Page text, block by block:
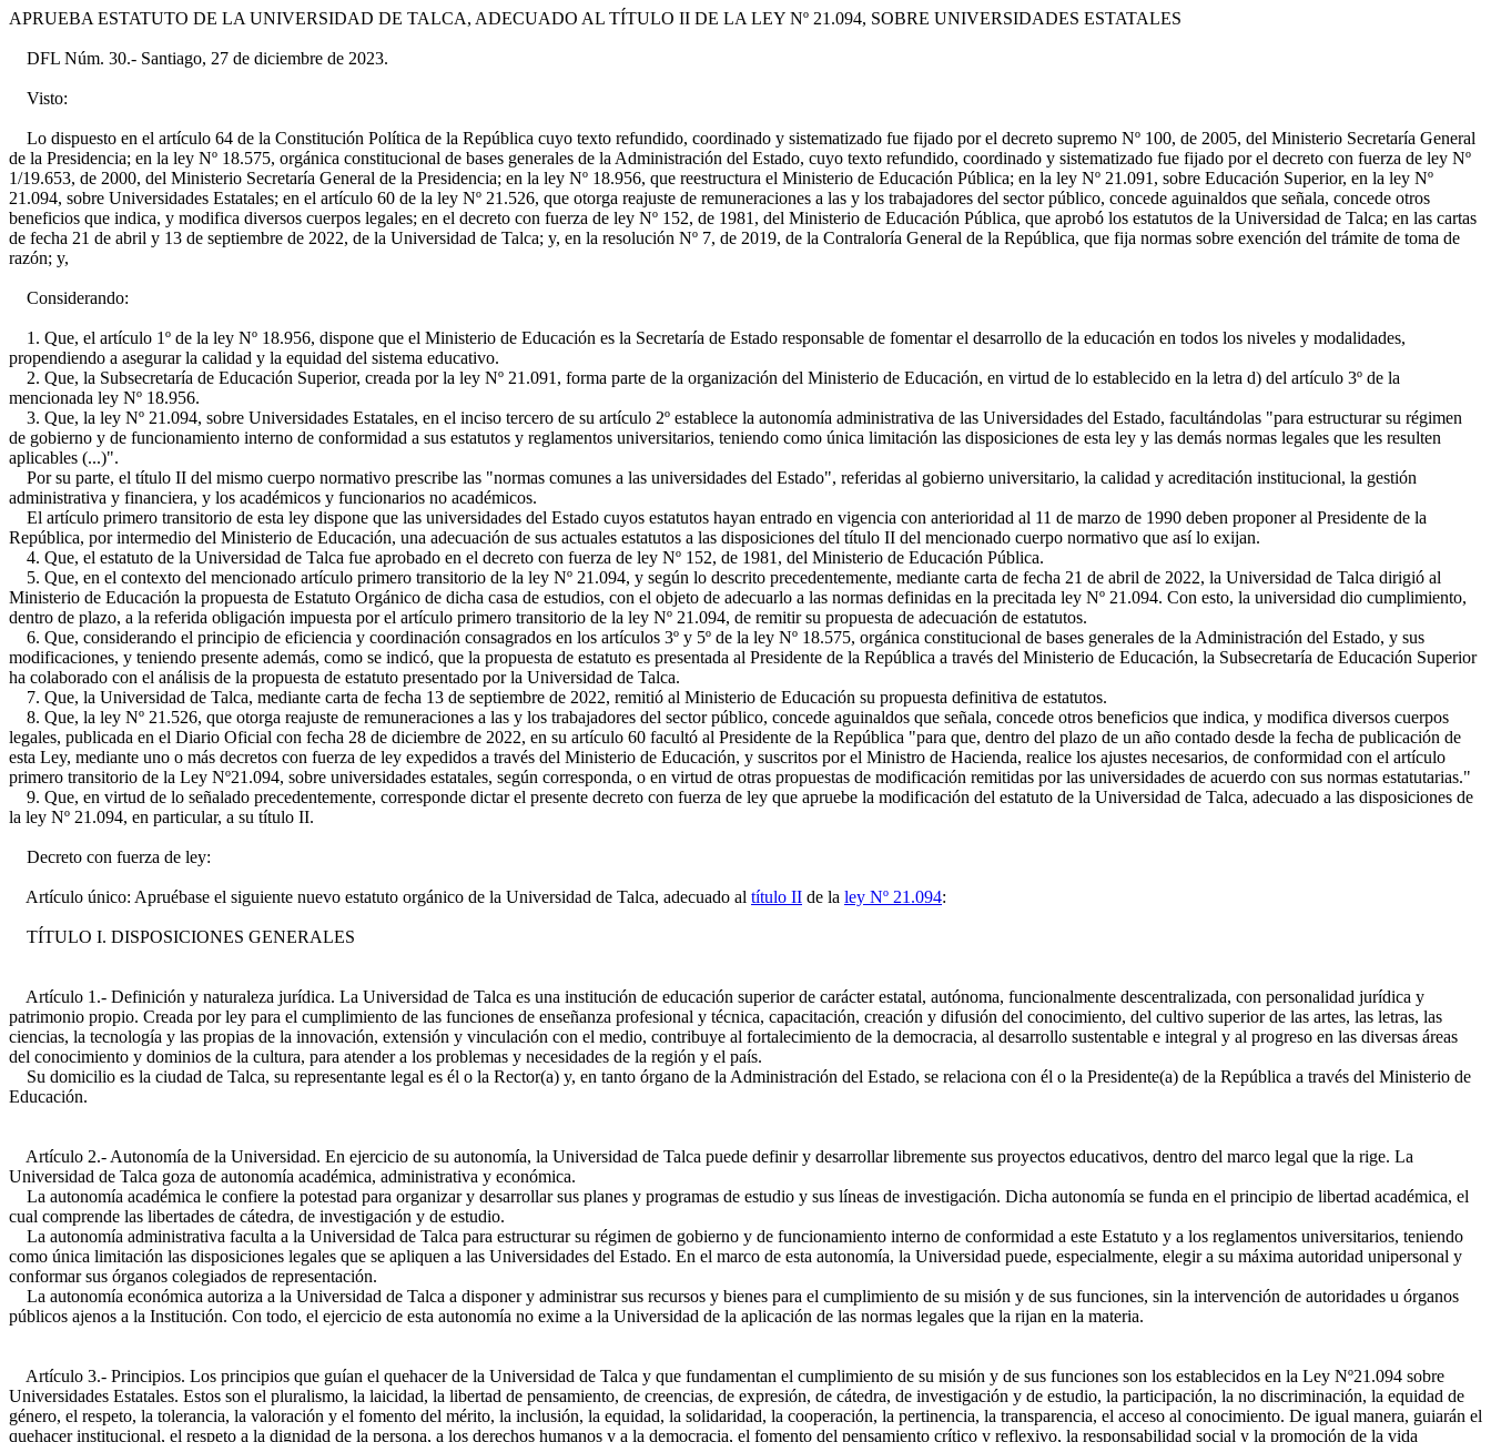
APRUEBA ESTATUTO DE LA UNIVERSIDAD DE TALCA, ADECUADO AL TÍTULO II DE LA LEY Nº 21.094, SOBRE UNIVERSIDADES ESTATALES
DFL Núm. 30.- Santiago, 27 de diciembre de 2023.
Visto:
Lo dispuesto en el artículo 64 de la Constitución Política de la República cuyo texto refundido, coordinado y sistematizado fue fijado por el decreto supremo Nº 100, de 2005, del Ministerio Secretaría General
de la Presidencia; en la ley Nº 18.575, orgánica constitucional de bases generales de la Administración del Estado, cuyo texto refundido, coordinado y sistematizado fue fijado por el decreto con fuerza de ley Nº
1/19.653, de 2000, del Ministerio Secretaría General de la Presidencia; en la ley Nº 18.956, que reestructura el Ministerio de Educación Pública; en la ley Nº 21.091, sobre Educación Superior, en la ley Nº
21.094, sobre Universidades Estatales; en el artículo 60 de la ley Nº 21.526, que otorga reajuste de remuneraciones a las y los trabajadores del sector público, concede aguinaldos que señala, concede otros
beneficios que indica, y modifica diversos cuerpos legales; en el decreto con fuerza de ley Nº 152, de 1981, del Ministerio de Educación Pública, que aprobó los estatutos de la Universidad de Talca; en las cartas
de fecha 21 de abril y 13 de septiembre de 2022, de la Universidad de Talca; y, en la resolución Nº 7, de 2019, de la Contraloría General de la República, que fija normas sobre exención del trámite de toma de
razón; y,
Considerando:
1. Que, el artículo 1º de la ley Nº 18.956, dispone que el Ministerio de Educación es la Secretaría de Estado responsable de fomentar el desarrollo de la educación en todos los niveles y modalidades,
propendiendo a asegurar la calidad y la equidad del sistema educativo.
2. Que, la Subsecretaría de Educación Superior, creada por la ley Nº 21.091, forma parte de la organización del Ministerio de Educación, en virtud de lo establecido en la letra d) del artículo 3º de la
mencionada ley Nº 18.956.
3. Que, la ley Nº 21.094, sobre Universidades Estatales, en el inciso tercero de su artículo 2º establece la autonomía administrativa de las Universidades del Estado, facultándolas "para estructurar su régimen
de gobierno y de funcionamiento interno de conformidad a sus estatutos y reglamentos universitarios, teniendo como única limitación las disposiciones de esta ley y las demás normas legales que les resulten
aplicables (...)".
Por su parte, el título II del mismo cuerpo normativo prescribe las "normas comunes a las universidades del Estado", referidas al gobierno universitario, la calidad y acreditación institucional, la gestión
administrativa y financiera, y los académicos y funcionarios no académicos.
El artículo primero transitorio de esta ley dispone que las universidades del Estado cuyos estatutos hayan entrado en vigencia con anterioridad al 11 de marzo de 1990 deben proponer al Presidente de la
República, por intermedio del Ministerio de Educación, una adecuación de sus actuales estatutos a las disposiciones del título II del mencionado cuerpo normativo que así lo exijan.
4. Que, el estatuto de la Universidad de Talca fue aprobado en el decreto con fuerza de ley Nº 152, de 1981, del Ministerio de Educación Pública.
5. Que, en el contexto del mencionado artículo primero transitorio de la ley Nº 21.094, y según lo descrito precedentemente, mediante carta de fecha 21 de abril de 2022, la Universidad de Talca dirigió al
Ministerio de Educación la propuesta de Estatuto Orgánico de dicha casa de estudios, con el objeto de adecuarlo a las normas definidas en la precitada ley Nº 21.094. Con esto, la universidad dio cumplimiento,
dentro de plazo, a la referida obligación impuesta por el artículo primero transitorio de la ley Nº 21.094, de remitir su propuesta de adecuación de estatutos.
6. Que, considerando el principio de eficiencia y coordinación consagrados en los artículos 3º y 5º de la ley Nº 18.575, orgánica constitucional de bases generales de la Administración del Estado, y sus
modificaciones, y teniendo presente además, como se indicó, que la propuesta de estatuto es presentada al Presidente de la República a través del Ministerio de Educación, la Subsecretaría de Educación Superior
ha colaborado con el análisis de la propuesta de estatuto presentado por la Universidad de Talca.
7. Que, la Universidad de Talca, mediante carta de fecha 13 de septiembre de 2022, remitió al Ministerio de Educación su propuesta definitiva de estatutos.
8. Que, la ley Nº 21.526, que otorga reajuste de remuneraciones a las y los trabajadores del sector público, concede aguinaldos que señala, concede otros beneficios que indica, y modifica diversos cuerpos
legales, publicada en el Diario Oficial con fecha 28 de diciembre de 2022, en su artículo 60 facultó al Presidente de la República "para que, dentro del plazo de un año contado desde la fecha de publicación de
esta Ley, mediante uno o más decretos con fuerza de ley expedidos a través del Ministerio de Educación, y suscritos por el Ministro de Hacienda, realice los ajustes necesarios, de conformidad con el artículo
primero transitorio de la Ley Nº21.094, sobre universidades estatales, según corresponda, o en virtud de otras propuestas de modificación remitidas por las universidades de acuerdo con sus normas estatutarias."
9. Que, en virtud de lo señalado precedentemente, corresponde dictar el presente decreto con fuerza de ley que apruebe la modificación del estatuto de la Universidad de Talca, adecuado a las disposiciones de
la ley Nº 21.094, en particular, a su título II.
Decreto con fuerza de ley:
Artículo único: Apruébase el siguiente nuevo estatuto orgánico de la Universidad de Talca, adecuado al título II de la ley Nº 21.094:
TÍTULO I. DISPOSICIONES GENERALES
Artículo 1.- Definición y naturaleza jurídica. La Universidad de Talca es una institución de educación superior de carácter estatal, autónoma, funcionalmente descentralizada, con personalidad jurídica y
patrimonio propio. Creada por ley para el cumplimiento de las funciones de enseñanza profesional y técnica, capacitación, creación y difusión del conocimiento, del cultivo superior de las artes, las letras, las
ciencias, la tecnología y las propias de la innovación, extensión y vinculación con el medio, contribuye al fortalecimiento de la democracia, al desarrollo sustentable e integral y al progreso en las diversas áreas
del conocimiento y dominios de la cultura, para atender a los problemas y necesidades de la región y el país.
Su domicilio es la ciudad de Talca, su representante legal es él o la Rector(a) y, en tanto órgano de la Administración del Estado, se relaciona con él o la Presidente(a) de la República a través del Ministerio de
Educación.
Artículo 2.- Autonomía de la Universidad. En ejercicio de su autonomía, la Universidad de Talca puede definir y desarrollar libremente sus proyectos educativos, dentro del marco legal que la rige. La
Universidad de Talca goza de autonomía académica, administrativa y económica.
La autonomía académica le confiere la potestad para organizar y desarrollar sus planes y programas de estudio y sus líneas de investigación. Dicha autonomía se funda en el principio de libertad académica, el
cual comprende las libertades de cátedra, de investigación y de estudio.
La autonomía administrativa faculta a la Universidad de Talca para estructurar su régimen de gobierno y de funcionamiento interno de conformidad a este Estatuto y a los reglamentos universitarios, teniendo
como única limitación las disposiciones legales que se apliquen a las Universidades del Estado. En el marco de esta autonomía, la Universidad puede, especialmente, elegir a su máxima autoridad unipersonal y
conformar sus órganos colegiados de representación.
La autonomía económica autoriza a la Universidad de Talca a disponer y administrar sus recursos y bienes para el cumplimiento de su misión y de sus funciones, sin la intervención de autoridades u órganos
públicos ajenos a la Institución. Con todo, el ejercicio de esta autonomía no exime a la Universidad de la aplicación de las normas legales que la rijan en la materia.
Artículo 3.- Principios. Los principios que guían el quehacer de la Universidad de Talca y que fundamentan el cumplimiento de su misión y de sus funciones son los establecidos en la Ley Nº21.094 sobre
Universidades Estatales. Estos son el pluralismo, la laicidad, la libertad de pensamiento, de creencias, de expresión, de cátedra, de investigación y de estudio, la participación, la no discriminación, la equidad de
género, el respeto, la tolerancia, la valoración y el fomento del mérito, la inclusión, la equidad, la solidaridad, la cooperación, la pertinencia, la transparencia, el acceso al conocimiento. De igual manera, guiarán el
quehacer institucional, el respeto a la dignidad de la persona, a los derechos humanos y a la democracia, el fomento del pensamiento crítico y reflexivo, la responsabilidad social y la promoción de la vida